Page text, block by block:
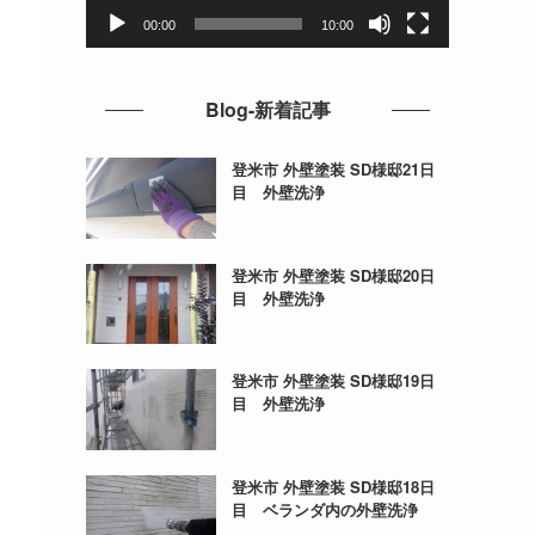
00:00 10:00
Blog-新着記事
登米市 外壁塗装 SD様邸21日
目 外壁洗浄
登米市 外壁塗装 SD様邸20日
目 外壁洗浄
登米市 外壁塗装 SD様邸19日
目 外壁洗浄
登米市 外壁塗装 SD様邸18日
目 ベランダ内の外壁洗浄